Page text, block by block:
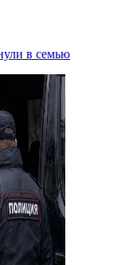
в семью